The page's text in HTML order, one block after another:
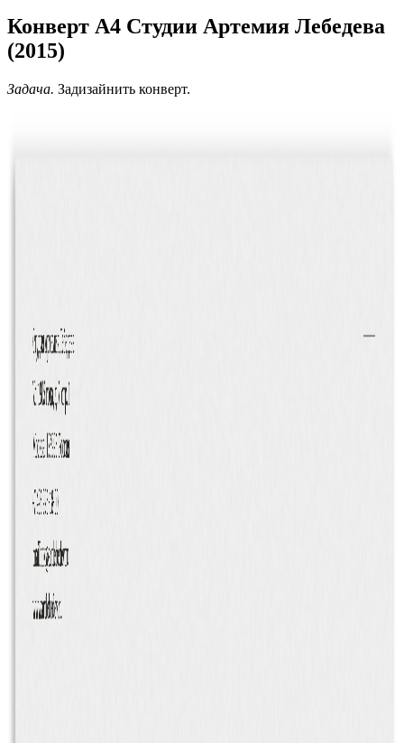
Конверт А4 Студии Артемия Лебедева
(2015)
Задача. Задизайнить конверт.